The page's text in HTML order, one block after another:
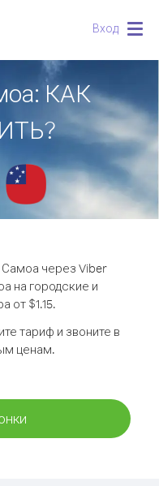
Вход
КАК
через Viber
на городские и
от $1.15.
тариф и звоните в
ценам.